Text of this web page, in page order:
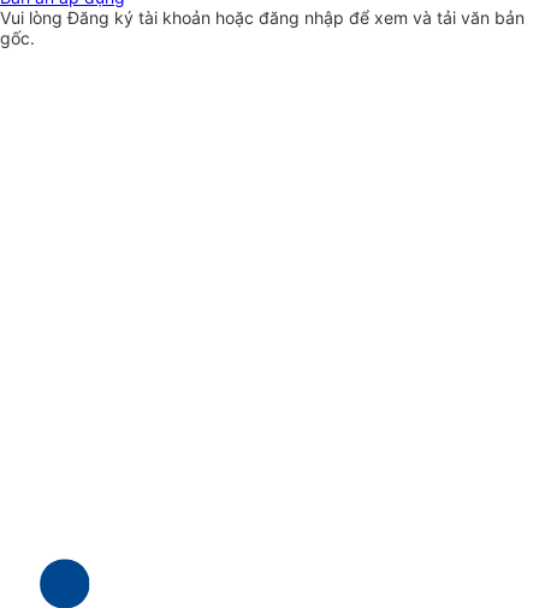
Vui lòngĐăng ký tài khoản hoặc đăng nhập để xem và tải văn bản
gốc.